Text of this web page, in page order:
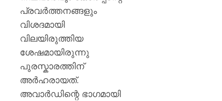
പ്രവർത്തനങ്ങളും
വിശദമായി
വിലയിരുത്തിയ
ശേഷമായിരുന്നു
പുരസ്കാരത്തിന്
അർഹരായത്.
അവാർഡിന്റെ ഭാഗമായി